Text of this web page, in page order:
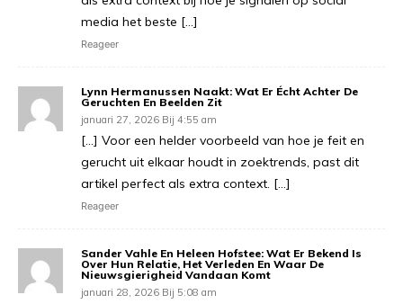
media het beste […]
Reageer
Lynn Hermanussen Naakt: Wat Er Écht Achter De
Geruchten En Beelden Zit
januari 27, 2026 Bij 4:55 am
[…] Voor een helder voorbeeld van hoe je feit en
gerucht uit elkaar houdt in zoektrends, past dit
artikel perfect als extra context. […]
Reageer
Sander Vahle En Heleen Hofstee: Wat Er Bekend Is
Over Hun Relatie, Het Verleden En Waar De
Nieuwsgierigheid Vandaan Komt
januari 28, 2026 Bij 5:08 am